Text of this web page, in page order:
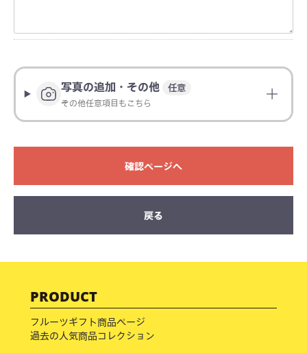
写真の追加・その他 任意
その他任意項目もこちら
確認ページへ
戻る
PRODUCT
フルーツギフト商品ページ
過去の人気商品コレクション